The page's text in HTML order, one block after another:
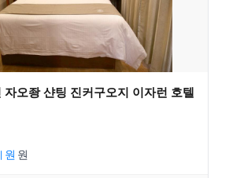
자오좡 샨팅 진커구오지 이자런 호텔